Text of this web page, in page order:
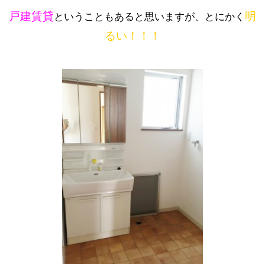
戸建賃貸 ということもあると思いますが、とにかく 明
るい！！！